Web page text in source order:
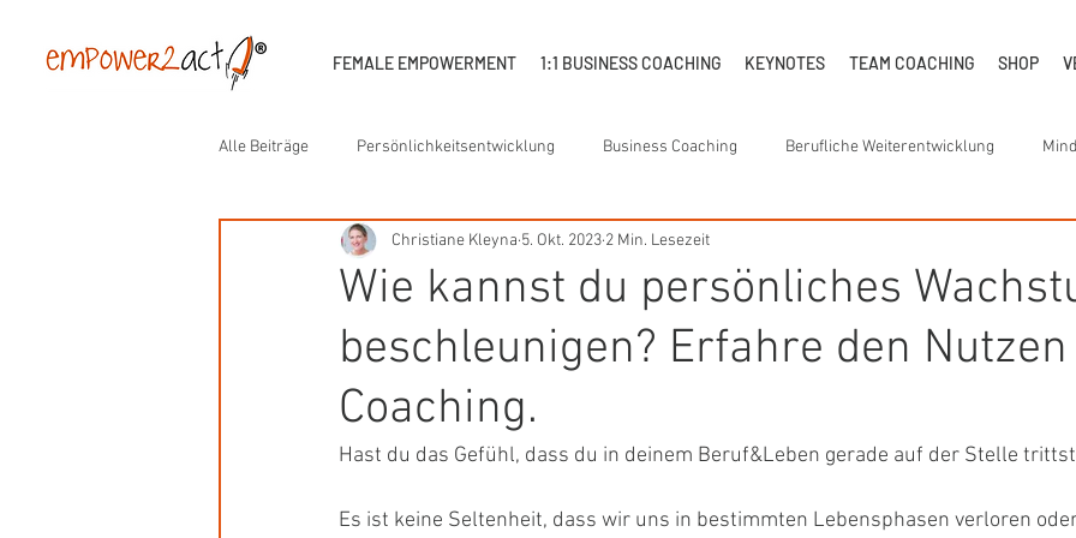
FEMALE EMPOWERMENT 1:1 BUSINESS COACHING KEYNOTES TEAM COACHING SHOP
Alle Beiträge Persönlichkeitsentwicklung Business Coaching Berufliche Weiterentwicklung
Erfolgreich im Job & Leben Unternehmenserfolg Teamempowerment
Emotionale Kompetenz Waldevent Frauenempowerment Konfliktmanagement Young
Führungsqualität
Künstliche Intelligenz empowerment Jahresrueckblick 2023 Weihnachten 2023 Women
Wie kannst du persönliches
beschleunigen? Erfahre den
Coaching.
Christiane Kleyna 5. Okt. 2023 2 Min. Lesezeit
Hast du das Gefühl, dass du in deinem Beruf&Leben gerade auf der Stelle
Es ist keine Seltenheit, dass wir uns in bestimmten Lebensphasen verloren